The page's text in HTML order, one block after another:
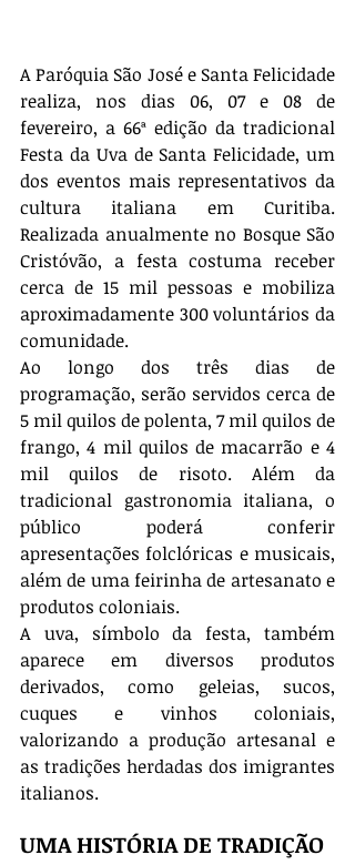
A Paróquia São José e Santa Felicidade
realiza, nos dias 06, 07 e 08 de
fevereiro, a 66ª edição da tradicional
Festa da Uva de Santa Felicidade, um
dos eventos mais representativos da
cultura italiana em Curitiba.
Realizada anualmente no Bosque São
Cristóvão, a festa costuma receber
cerca de 15 mil pessoas e mobiliza
aproximadamente 300 voluntários da
comunidade.
Ao longo dos três dias de
programação, serão servidos cerca de
5 mil quilos de polenta, 7 mil quilos de
frango, 4 mil quilos de macarrão e 4
mil quilos de risoto. Além da
tradicional gastronomia italiana, o
público poderá conferir
apresentações folclóricas e musicais,
além de uma feirinha de artesanato e
produtos coloniais.
A uva, símbolo da festa, também
aparece em diversos produtos
derivados, como geleias, sucos,
cuques e vinhos coloniais,
valorizando a produção artesanal e
as tradições herdadas dos imigrantes
italianos.
UMA HISTÓRIA DE TRADIÇÃO